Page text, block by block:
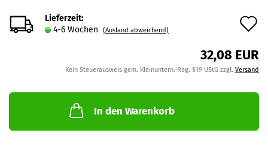
Lieferzeit:
4-6 Wochen
(Ausland abweichend)
32,08 EUR
Kein Steuerausweis gem. Kleinuntern.-Reg. §19 UStG zzgl. Versand
In den Warenkorb